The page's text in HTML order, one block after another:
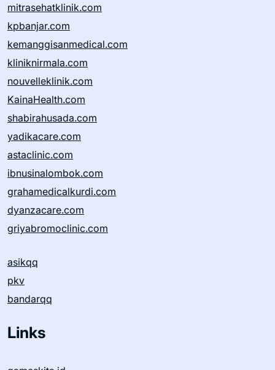
mitrasehatklinik.com
kpbanjar.com
kemanggisanmedical.com
kliniknirmala.com
nouvelleklinik.com
KainaHealth.com
shabirahusada.com
yadikacare.com
astaclinic.com
ibnusinalombok.com
grahamedicalkurdi.com
dyanzacare.com
griyabromoclinic.com
asikqq
pkv
bandarqq
Links